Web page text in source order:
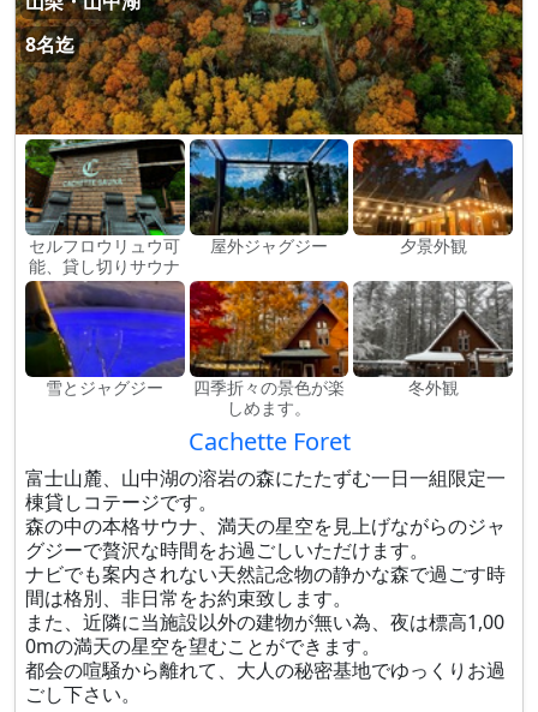
8名迄
セルフロウリュウ可
能、貸し切りサウナ
屋外ジャグジー 夕景外観
雪とジャグジー
四季折々の景色が楽
しめます。
冬外観
Cachette Foret
富士山麓、山中湖の溶岩の森にたたずむ一日一組限定一
棟貸しコテージです。
森の中の本格サウナ、満天の星空を見上げながらのジャ
グジーで贅沢な時間をお過ごしいただけます。
ナビでも案内されない天然記念物の静かな森で過ごす時
間は格別、非日常をお約束致します。
また、近隣に当施設以外の建物が無い為、夜は標高1,00
0mの満天の星空を望むことができます。
都会の喧騒から離れて、大人の秘密基地でゆっくりお過
ごし下さい。